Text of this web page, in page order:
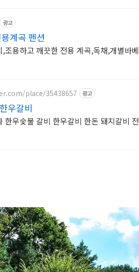
광고
계곡 펜션
조용하고 깨끗한 전용 계곡,독채,개별바
place/35438657 광고
우갈비
한우숯불 갈비 한우갈비 한돈 돼지갈비